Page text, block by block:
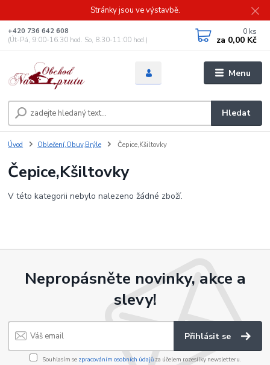
Stránky jsou ve výstavbě.
Menu
Hledat
+420 736 642 608
(Út-Pá, 9:00-16.30 hod. So, 8.30-11:00 hod.)
0 ks
za 0,00 Kč
Úvod Oblečení,Obuv,Brýle Čepice,Kšiltovky
Čepice,Kšiltovky
V této kategorii nebylo nalezeno žádné zboží.
Nepropásněte novinky, akce a
slevy!
Přihlásit se
Souhlasím se zpracováním osobních údajůza účelem rozesílky newsletteru.